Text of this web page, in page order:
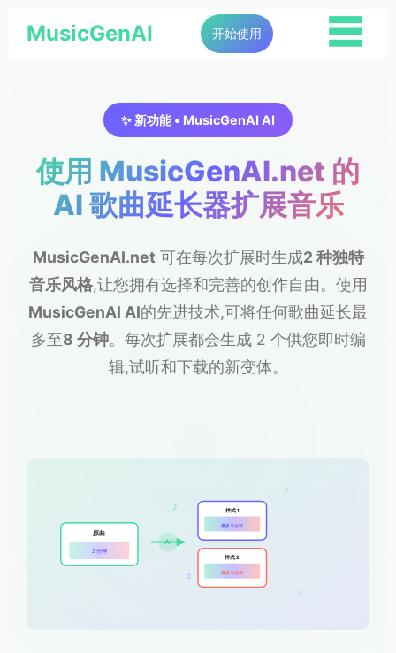
MusicGenAI 开始使用 ☰
✨ 新功能 • MusicGenAI AI
使用 MusicGenAI.net 的
AI 歌曲延长器扩展音乐
MusicGenAI.net 可在每次扩展时生成2 种独特
音乐风格,让您拥有选择和完善的创作自由。使用
MusicGenAI AI的先进技术,可将任何歌曲延长最
多至8 分钟。每次扩展都会生成 2 个供您即时编
辑,试听和下载的新变体。
原曲
2 分钟
AI
样式 1
最多 8 分钟
样式 2
最多 8 分钟
♪
♫
♪
♫